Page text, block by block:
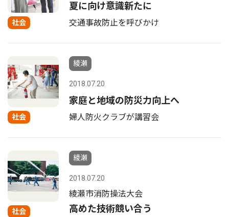
社会
夏に向け意識新たに
交通事故防止を呼びかけ
社会
綾瀬
2018.07.20
家庭と地域の防災力向上へ
婦人防火クラブが講習会
社会
綾瀬
2018.07.20
綾瀬市消防操法大会
高めた技術競い合う